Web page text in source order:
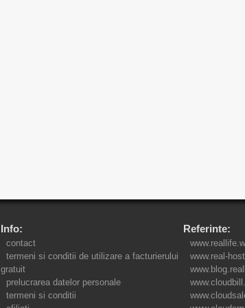
Info:
contact
termeni si conditii de utilizare a facturierului
gratuit
prelucrarea datelor personale
termeni si conditii
Referinte:
www.real-